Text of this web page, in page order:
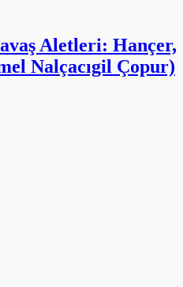
Aletleri: Hançer,
Nalçacıgil Çopur)